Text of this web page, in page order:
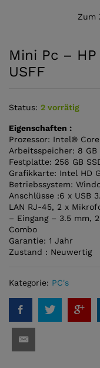
Zum
Mini Pc –
USFF
Status: 2 vorrätig
Eigenschaften :
Prozessor: Intel®
Arbeitsspeicher: 8 GB
Festplatte: 256 GB
Grafikkarte: Intel HD
Betriebssystem:
Anschlüsse :6 x USB
LAN RJ-45, 2 x
– Eingang – 3.5 mm,
Combo
Garantie: 1 Jahr
Zustand : Neuwertig
Kategorie: PC's